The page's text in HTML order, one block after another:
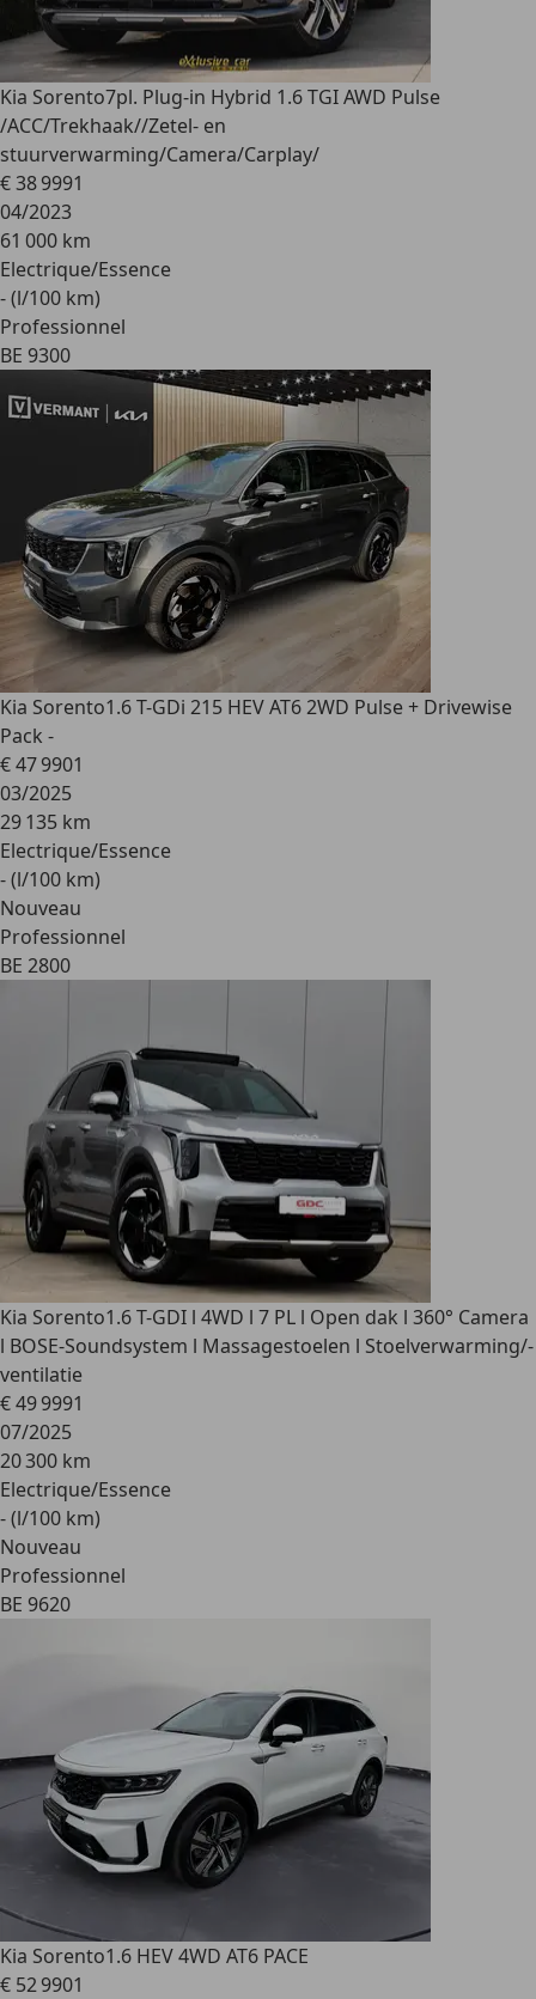
Kia Sorento7pl. Plug-in Hybrid 1.6 TGI AWD Pulse
/ACC/Trekhaak//Zetel- en
stuurverwarming/Camera/Carplay/
€ 38 9991
04/2023
61 000 km
Electrique/Essence
- (l/100 km)
Professionnel
BE 9300
Kia Sorento1.6 T-GDi 215 HEV AT6 2WD Pulse + Drivewise
Pack -
€ 47 9901
03/2025
29 135 km
Electrique/Essence
- (l/100 km)
Nouveau
Professionnel
BE 2800
Kia Sorento1.6 T-GDI l 4WD l 7 PL l Open dak l 360° Camera
l BOSE-Soundsystem l Massagestoelen l Stoelverwarming/-
ventilatie
€ 49 9991
07/2025
20 300 km
Electrique/Essence
- (l/100 km)
Nouveau
Professionnel
BE 9620
Kia Sorento1.6 HEV 4WD AT6 PACE
€ 52 9901